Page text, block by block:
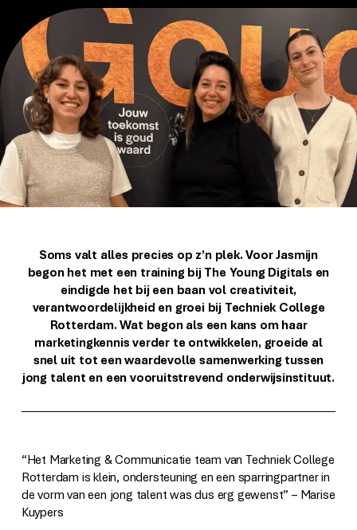
Soms valt alles precies op z’n plek. Voor Jasmijn
begon het met een training bij The Young Digitals en
eindigde het bij een baan vol creativiteit,
verantwoordelijkheid en groei bij Techniek College
Rotterdam. Wat begon als een kans om haar
marketingkennis verder te ontwikkelen, groeide al
snel uit tot een waardevolle samenwerking tussen
jong talent en een vooruitstrevend onderwijsinstituut.
“Het Marketing & Communicatie team van Techniek College
Rotterdam is klein, ondersteuning en een sparringpartner in
de vorm van een jong talent was dus erg gewenst” – Marise
Kuypers